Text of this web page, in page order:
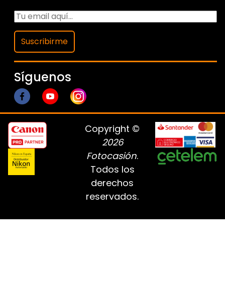
Suscribirme
Síguenos
Copyright ©
2026
Fotocasión.
Todos los
derechos
reservados.